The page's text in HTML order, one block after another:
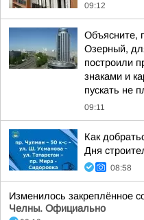
09:12
Объясните,
Озерный,
построили
знаками и
пускать не
09:11
Как
Дня
08:58
Изменилось закреплённое
Челны. Официально